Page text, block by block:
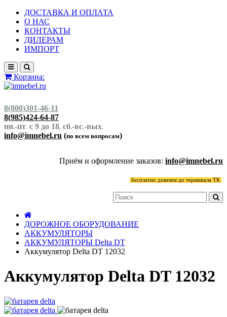
ДОСТАВКА И ОПЛАТА
О НАС
КОНТАКТЫ
ДИЛЕРАМ
ИМПОРТ
Корзина:
8(800)301-46-11
8(985)424-64-87
пн.-пт. с 9 до 18, сб.-вс.-вых.
info@imnebel.ru (по всем вопросам)
Приём и оформление заказов: info@imnebel.ru
бесплатно довезем до терминала ТК
ДОРОЖНОЕ ОБОРУДОВАНИЕ
АККУМУЛЯТОРЫ
АККУМУЛЯТОРЫ Delta DT
Аккумулятор Delta DT 12032
Аккумулятор Delta DT 12032